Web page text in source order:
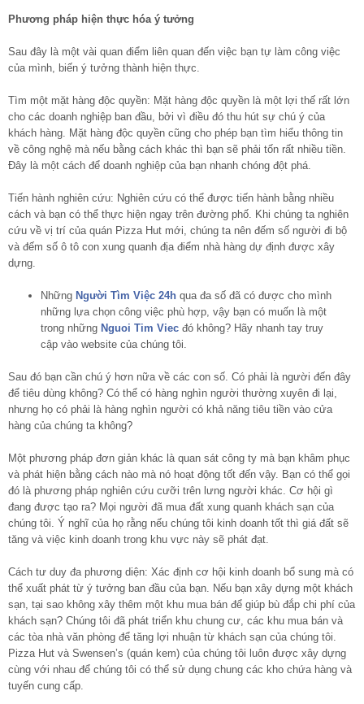
Phương pháp hiện thực hóa ý tưởng
Sau đây là một vài quan điểm liên quan đến việc bạn tự làm công việc
của mình, biến ý tưởng thành hiện thực.
Tìm một mặt hàng độc quyền: Mặt hàng độc quyền là một lợi thế rất lớn
cho các doanh nghiệp ban đầu, bởi vì điều đó thu hút sự chú ý của
khách hàng. Mặt hàng độc quyền cũng cho phép bạn tìm hiểu thông tin
về công nghệ mà nếu bằng cách khác thì bạn sẽ phải tốn rất nhiều tiền.
Đây là một cách để doanh nghiệp của bạn nhanh chóng đột phá.
Tiến hành nghiên cứu: Nghiên cứu có thể được tiến hành bằng nhiều
cách và bạn có thể thực hiện ngay trên đường phố. Khi chúng ta nghiên
cứu về vị trí của quán Pizza Hut mới, chúng ta nên đếm số người đi bộ
và đếm số ô tô con xung quanh địa điểm nhà hàng dự định được xây
dựng.
Những Người Tìm Việc 24h qua đa số đã có được cho mình
những lựa chọn công việc phù hợp, vậy bạn có muốn là một
trong những Nguoi Tim Viec đó không? Hãy nhanh tay truy
cập vào website của chúng tôi.
Sau đó bạn cần chú ý hơn nữa về các con số. Có phải là người đến đây
để tiêu dùng không? Có thể có hàng nghìn người thường xuyên đi lại,
nhưng họ có phải là hàng nghìn người có khả năng tiêu tiền vào cửa
hàng của chúng ta không?
Một phương pháp đơn giản khác là quan sát công ty mà bạn khâm phục
và phát hiện bằng cách nào mà nó hoạt động tốt đến vậy. Bạn có thể gọi
đó là phương pháp nghiên cứu cưỡi trên lưng người khác. Cơ hội gì
đang được tạo ra? Mọi người đã mua đất xung quanh khách sạn của
chúng tôi. Ý nghĩ của họ rằng nếu chúng tôi kinh doanh tốt thì giá đất sẽ
tăng và việc kinh doanh trong khu vực này sẽ phát đạt.
Cách tư duy đa phương diện: Xác định cơ hội kinh doanh bổ sung mà có
thể xuất phát từ ý tưởng ban đầu của bạn. Nếu bạn xây dựng một khách
sạn, tại sao không xây thêm một khu mua bán để giúp bù đắp chi phí của
khách sạn? Chúng tôi đã phát triển khu chung cư, các khu mua bán và
các tòa nhà văn phòng để tăng lợi nhuận từ khách sạn của chúng tôi.
Pizza Hut và Swensen’s (quán kem) của chúng tôi luôn được xây dựng
cùng với nhau để chúng tôi có thể sử dụng chung các kho chứa hàng và
tuyến cung cấp.